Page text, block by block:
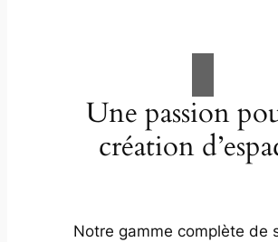
Une passion
création
Notre gamme complète de